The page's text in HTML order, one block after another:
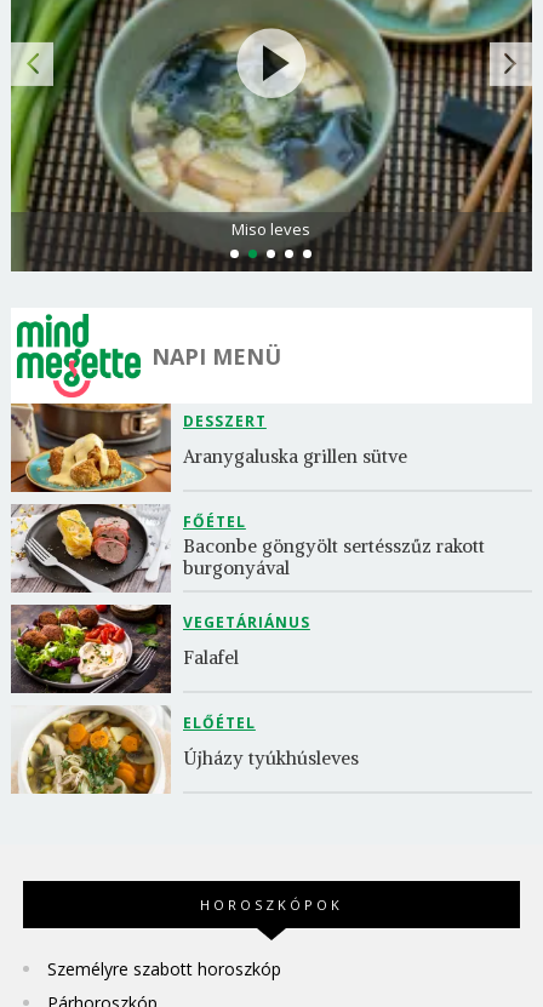
Miso leves
NAPI MENÜ
DESSZERT
Aranygaluska grillen sütve
FŐÉTEL
Baconbe göngyölt sertésszűz rakott
burgonyával
VEGETÁRIÁNUS
Falafel
ELŐÉTEL
Újházy tyúkhúsleves
HOROSZKÓPOK
Személyre szabott horoszkóp